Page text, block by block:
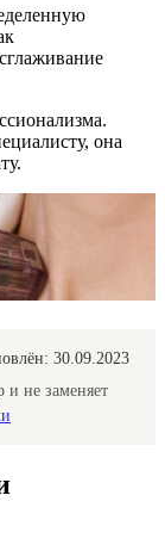
она
30.09.2023
и не заменяет